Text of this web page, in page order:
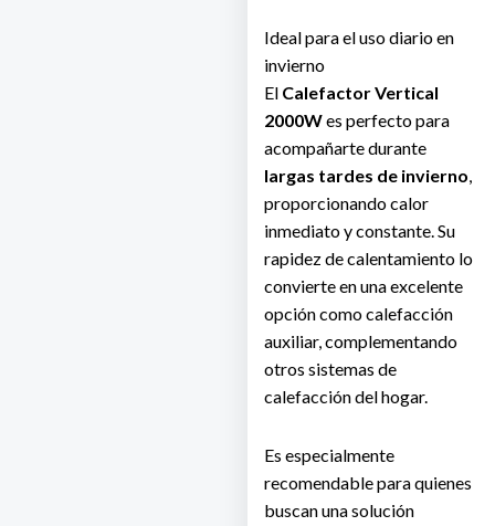
Ideal para el uso diario en
invierno
El Calefactor Vertical
2000Wes perfecto para
acompañarte durante
largas tardes de invierno,
proporcionando calor
inmediato y constante. Su
rapidez de calentamiento lo
convierte en una excelente
opción como calefacción
auxiliar, complementando
otros sistemas de
calefacción del hogar.
Es especialmente
recomendable para quienes
buscan una solución